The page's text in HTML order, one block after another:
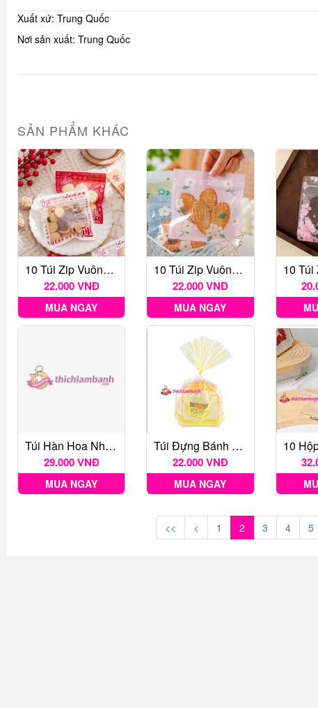
Xuất xứ: Trung Quốc
Nơi sản xuất: Trung Quốc
SẢN PHẨM KHÁC
10 Túi Zip Vuông Lucky Đỏ Trắng
22.000 VNĐ
MUA NGAY
10 Túi Zip Vuông Hoa Patel- 10c
22.000 VNĐ
MUA NGAY
Túi Hàn Hoa Nhí 5.5*8.5cm 100c
29.000 VNĐ
MUA NGAY
Túi Đựng Bánh Nylon Dọc Bread Flavor (Khoảng 50 Cái)
22.000 VNĐ
MUA NGAY
<< < 1 2 3 4 5